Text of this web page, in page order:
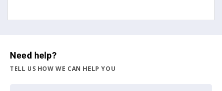
Need help?
TELL US HOW WE CAN HELP YOU